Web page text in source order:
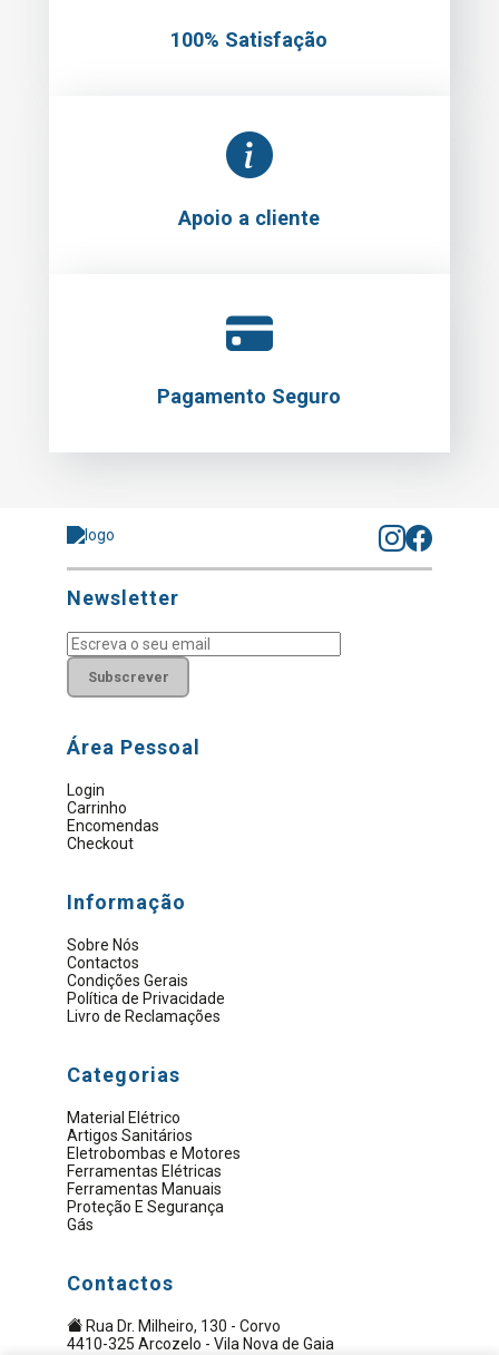
100% Satisfação
Apoio a cliente
Pagamento Seguro
Newsletter
Subscrever
Área Pessoal
Login
Carrinho
Encomendas
Checkout
Informação
Sobre Nós
Contactos
Condições Gerais
Política de Privacidade
Livro de Reclamações
Categorias
Material Elétrico
Artigos Sanitários
Eletrobombas e Motores
Ferramentas Elétricas
Ferramentas Manuais
Proteção E Segurança
Gás
Contactos
Rua Dr. Milheiro, 130 - Corvo
4410-325 Arcozelo - Vila Nova de Gaia